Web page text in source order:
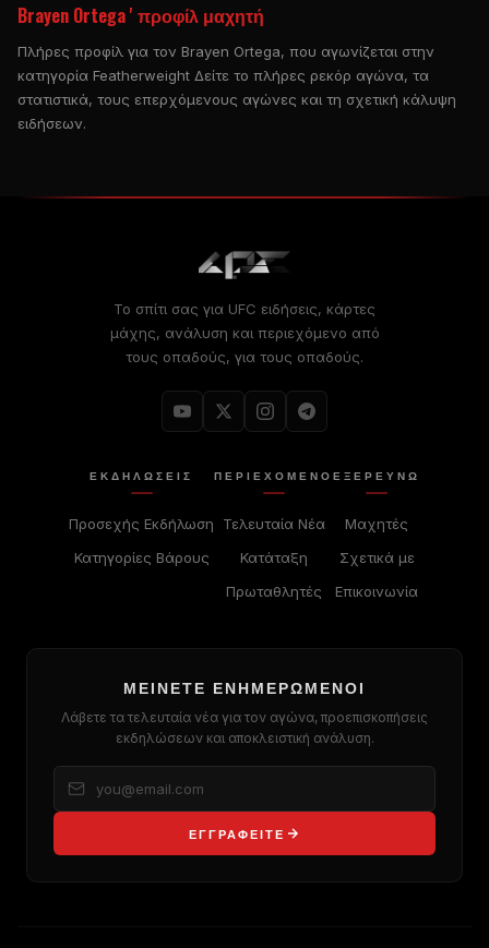
Brayen Ortega ' προφίλ μαχητή
Πλήρες προφίλ για τον Brayen Ortega, που αγωνίζεται στην
κατηγορία Featherweight Δείτε το πλήρες ρεκόρ αγώνα, τα
στατιστικά, τους επερχόμενους αγώνες και τη σχετική κάλυψη
ειδήσεων.
Το σπίτι σας για UFC ειδήσεις, κάρτες
μάχης, ανάλυση και περιεχόμενο από
τους οπαδούς, για τους οπαδούς.
ΕΚΔΗΛΏΣΕΙΣ
Προσεχής Εκδήλωση
Κατηγορίες Βάρους
ΠΕΡΙΕΧΌΜΕΝΟ
Τελευταία Νέα
Κατάταξη
Πρωταθλητές
ΕΞΕΡΕΥΝΏ
Μαχητές
Σχετικά με
Επικοινωνία
ΜΕΊΝΕΤΕ ΕΝΗΜΕΡΩΜΈΝΟΙ
Λάβετε τα τελευταία νέα για τον αγώνα, προεπισκοπήσεις
εκδηλώσεων και αποκλειστική ανάλυση.
ΕΓΓΡΑΦΕΊΤΕ